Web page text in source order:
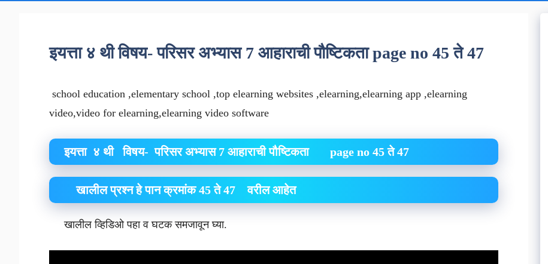
इयत्ता ४ थी विषय- परिसर अभ्यास 7 आहाराची पौष्टिकता page no 45 ते 47
school education ,elementary school ,top elearning websites ,elearning,elearning app ,elearning
video,video for elearning,elearning video software
इयत्ता ४ थी विषय- परिसर अभ्यास 7 आहाराची पौष्टिकता page no 45 ते 47
खालील प्रश्न हे पान क्रमांक 45 ते 47 वरील आहेत
खालील व्हिडिओ पहा व घटक समजावून घ्या.